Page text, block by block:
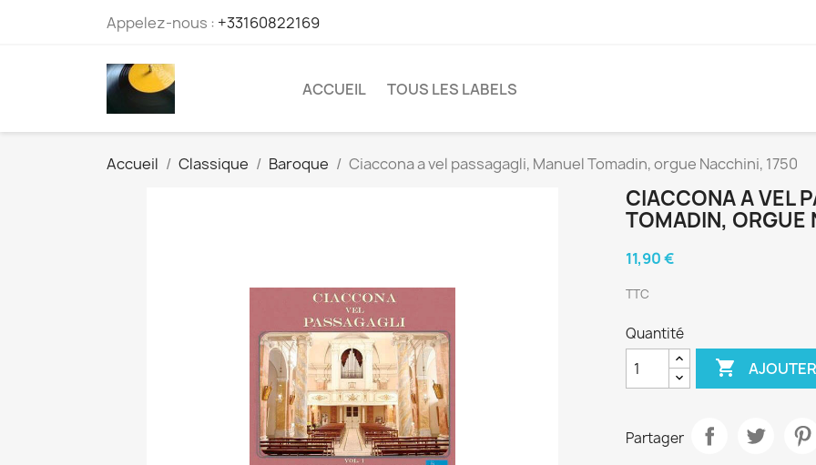
Appelez-nous : +33160822169
ACCUEIL TOUS LES LABELS
Accueil Classique Baroque Ciaccona a vel passagagli, Manuel Tomadin, orgue Nacchini, 1750
CIACCONA A VEL
TOMADIN, ORGUE
11,90 €
TTC
Quantité

Partager